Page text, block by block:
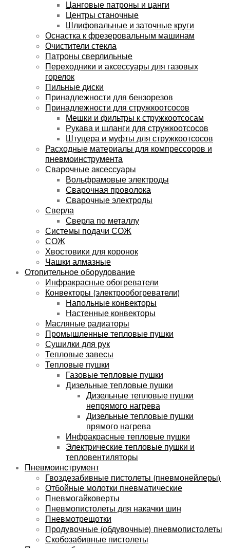
Цанговые патроны и цанги
Центры станочные
Шлифовальные и заточные круги
Оснастка к фрезеровальным машинам
Очистители стекла
Патроны сверлильные
Переходники и аксессуары для газовых
горелок
Пильные диски
Принадлежности для бензорезов
Принадлежности для стружкоотсосов
Мешки и фильтры к стружкоотсосам
Рукава и шланги для стружкоотсосов
Штуцера и муфты для стружкоотсосов
Расходные материалы для компрессоров и
пневмоинструмента
Сварочные аксессуары
Вольфрамовые электроды
Сварочная проволока
Сварочные электроды
Сверла
Сверла по металлу
Системы подачи СОЖ
СОЖ
Хвостовики для коронок
Чашки алмазные
Отопительное оборудование
Инфракрасные обогреватели
Конвекторы (электрообогреватели)
Напольные конвекторы
Настенные конвекторы
Масляные радиаторы
Промышленные тепловые пушки
Сушилки для рук
Тепловые завесы
Тепловые пушки
Газовые тепловые пушки
Дизельные тепловые пушки
Дизельные тепловые пушки
непрямого нагрева
Дизельные тепловые пушки
прямого нагрева
Инфракрасные тепловые пушки
Электрические тепловые пушки и
тепловентиляторы
Пневмоинструмент
Гвоздезабивные пистолеты (пневмонейлеры)
Отбойные молотки пневматические
Пневмогайковерты
Пневмопистолеты для накачки шин
Пневмотрещотки
Продувочные (обдувочные) пневмопистолеты
Скобозабивные пистолеты